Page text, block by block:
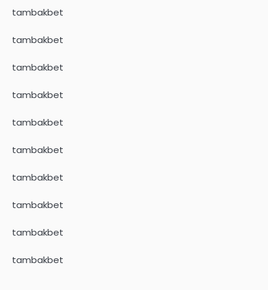
tambakbet
tambakbet
tambakbet
tambakbet
tambakbet
tambakbet
tambakbet
tambakbet
tambakbet
tambakbet